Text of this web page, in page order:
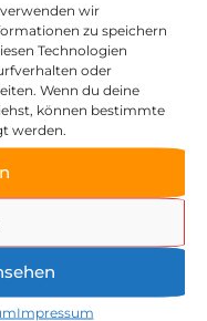
wir
zu speichern
Technologien
oder
Wenn du deine
können bestimmte
werden.
Impressum
am nächsten
einfach auf
für den
wie möglich
um den
leichter zu finden.